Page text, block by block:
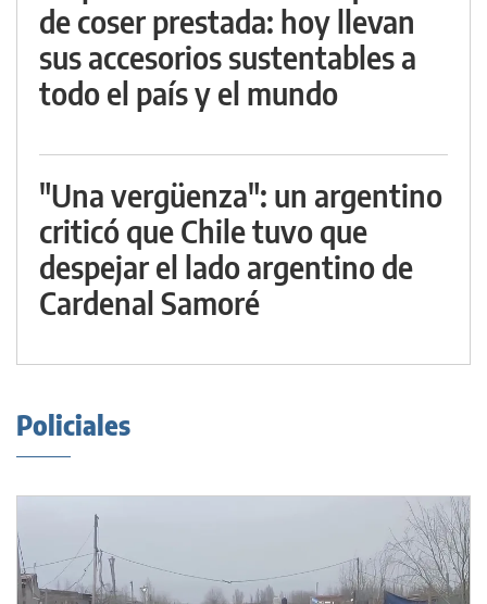
de coser prestada: hoy llevan
sus accesorios sustentables a
todo el país y el mundo
"Una vergüenza": un argentino
criticó que Chile tuvo que
despejar el lado argentino de
Cardenal Samoré
Policiales